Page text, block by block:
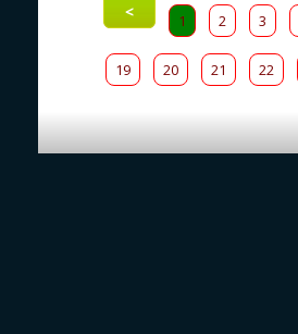
< 1 2 3
19 20 21 22